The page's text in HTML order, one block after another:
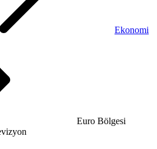
Ekonomi
Euro Bölgesi